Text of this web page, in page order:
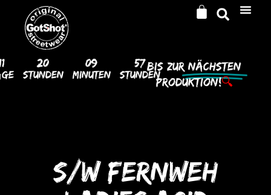
20
Stunden
09
Minuten
57
Stunden
Bis ZurNächsten
Produktion!🔍
S/W FERNWEH